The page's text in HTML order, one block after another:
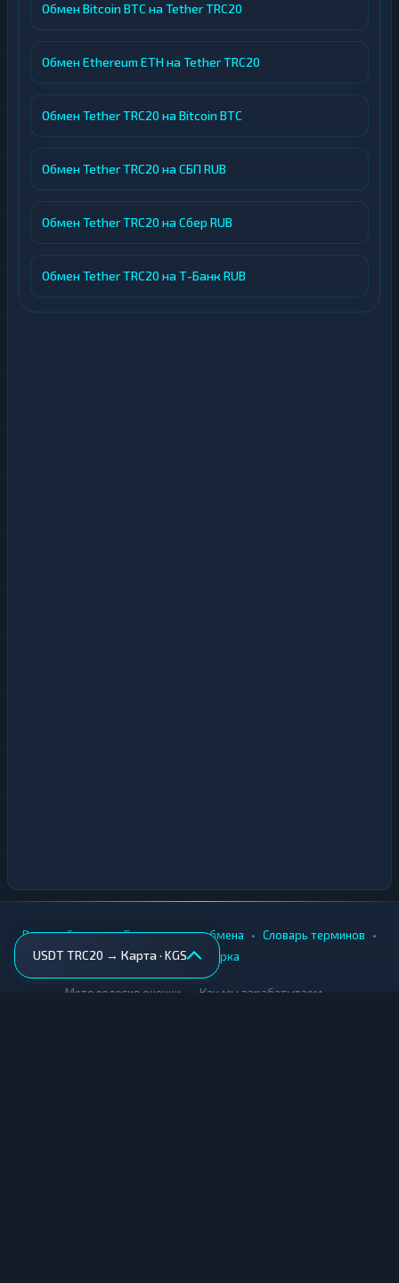
Обмен Bitcoin BTC на Tether TRC20
Обмен Ethereum ETH на Tether TRC20
Обмен Tether TRC20 на Bitcoin BTC
Обмен Tether TRC20 на СБП RUB
Обмен Tether TRC20 на Сбер RUB
Обмен Tether TRC20 на Т-Банк RUB
USDT TRC20 → Карта · KGS
Вики • Города • Безопасность обмена • Словарь терминов •
AML-проверка
Методология оценки Как мы зарабатываем